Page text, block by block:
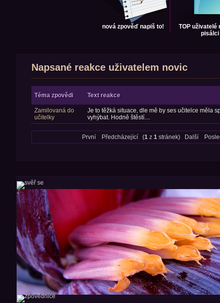
nová zpověď napiš to! TOP uživatelé
pisálci
Napsané reakce uživatelem novic
Téma zpovědi Text reakce
Zamilovaná do
učitelky
Je to těžká situace, dle mě by ses učitelce měla
vyhýbat. Hodně štěstí....
První Předcházející (1z 1stránek) Další